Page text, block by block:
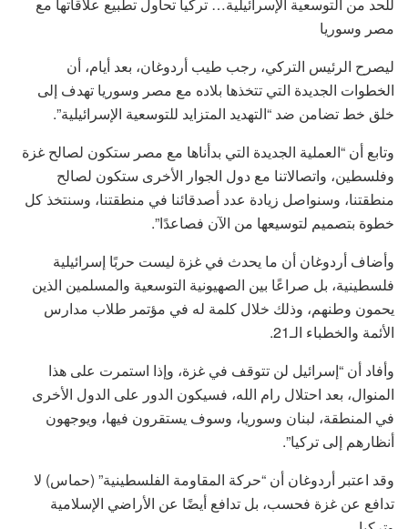
للحد من التوسعية الإسرائيلية… تركيا تحاول تطبيع علاقاتها مع
مصر وسوريا
ليصرح الرئيس التركي، رجب طيب أردوغان، بعد أيام، أن
الخطوات الجديدة التي تتخذها بلاده مع مصر وسوريا تهدف إلى
خلق خط تضامن ضد “التهديد المتزايد للتوسعية الإسرائيلية”.
وتابع أن “العملية الجديدة التي بدأناها مع مصر ستكون لصالح غزة
وفلسطين، واتصالاتنا مع دول الجوار الأخرى ستكون لصالح
منطقتنا، وسنواصل زيادة عدد أصدقائنا في منطقتنا، وسنتخذ كل
خطوة بتصميم لتوسيعها من الآن فصاعدًا”.
وأضاف أردوغان أن ما يحدث في غزة ليست حربًا إسرائيلية
فلسطينية، بل صراعًا بين الصهيونية التوسعية والمسلمين الذين
يحمون وطنهم، وذلك خلال كلمة له في مؤتمر طلاب مدارس
الأئمة والخطباء الـ21.
وأفاد أن “إسرائيل لن تتوقف في غزة، وإذا استمرت على هذا
المنوال، بعد احتلال رام الله، فسيكون الدور على الدول الأخرى
في المنطقة، لبنان وسوريا، وسوف يستقرون فيها، ويوجهون
أنظارهم إلى تركيا”.
وقد اعتبر أردوغان أن “حركة المقاومة الفلسطينية” (حماس) لا
تدافع عن غزة فحسب، بل تدافع أيضًا عن الأراضي الإسلامية